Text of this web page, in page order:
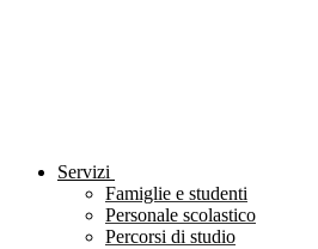
Servizi
Famiglie e studenti
Personale scolastico
Percorsi di studio